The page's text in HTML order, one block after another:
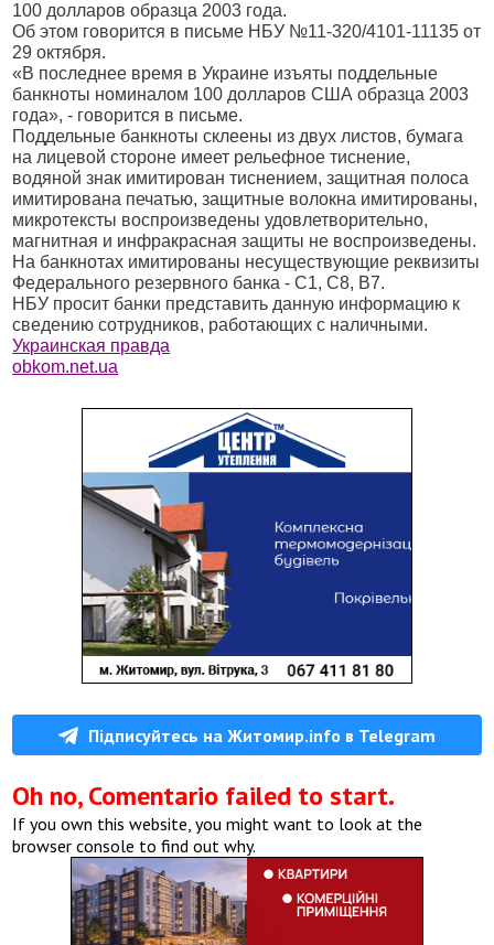
100 долларов образца 2003 года.
Об этом говорится в письме НБУ №11-320/4101-11135 от
29 октября.
«В последнее время в Украине изъяты поддельные
банкноты номиналом 100 долларов США образца 2003
года», - говорится в письме.
Поддельные банкноты склеены из двух листов, бумага
на лицевой стороне имеет рельефное тиснение,
водяной знак имитирован тиснением, защитная полоса
имитирована печатью, защитные волокна имитированы,
микротексты воспроизведены удовлетворительно,
магнитная и инфракрасная защиты не воспроизведены.
На банкнотах имитированы несуществующие реквизиты
Федерального резервного банка - С1, С8, В7.
НБУ просит банки представить данную информацию к
сведению сотрудников, работающих с наличными.
Украинская правда
obkom.net.ua
Підписуйтесь на Житомир.info в Telegram
Oh no, Comentario failed to start.
If you own this website, you might want to look at the
browser console to find out why.